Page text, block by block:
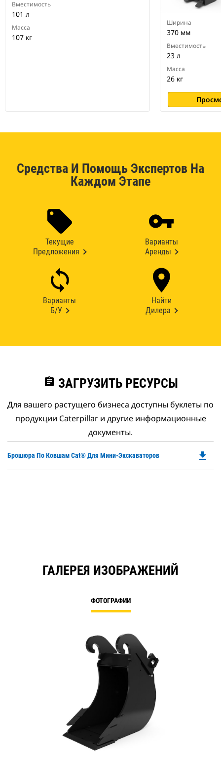
Вместимость
101 л
Масса
107 кг
Ширина
370 мм
Вместимость
23 л
Масса
26 кг
Средства И Помощь Экспертов На
Каждом Этапе
Текущие
Предложения
Варианты
Аренды
Варианты
Б/У
Найти
Дилера
assignment ЗАГРУЗИТЬ РЕСУРСЫ
Для вашего растущего бизнеса доступны буклеты по
продукции Caterpillar и другие информационные
документы.
Брошюра По Ковшам Cat® Для Мини-Экскаваторов file_download
ГАЛЕРЕЯ ИЗОБРАЖЕНИЙ
ФОТОГРАФИИ